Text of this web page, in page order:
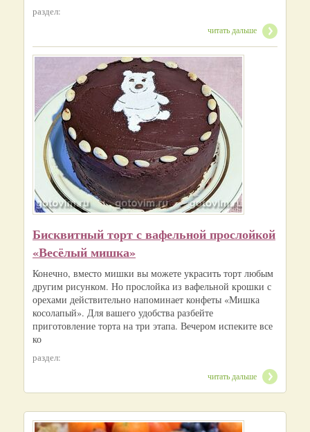
раздел:
читать дальше
Бисквитный торт с вафельной прослойкой
«Весёлый мишка»
Конечно, вместо мишки вы можете украсить торт любым
другим рисунком. Но прослойка из вафельной крошки с
орехами действительно напоминает конфеты «Мишка
косолапый». Для вашего удобства разбейте
приготовление торта на три этапа. Вечером испеките все
ко
раздел:
читать дальше